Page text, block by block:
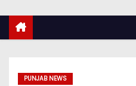
PUNJAB NEWS